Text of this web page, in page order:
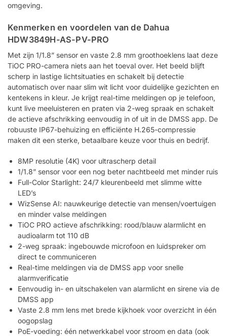
omgeving.
Kenmerken en voordelen van de Dahua
HDW3849H-AS-PV-PRO
Met zijn 1/1.8” sensor en vaste 2.8 mm groothoeklens laat deze
TiOC PRO-camera niets aan het toeval over. Het beeld blijft
scherp in lastige lichtsituaties en schakelt bij detectie
automatisch over naar slim wit licht voor duidelijke gezichten en
kentekens in kleur. Je krijgt real-time meldingen op je telefoon,
kunt live meeluisteren en praten via 2-weg spraak en schakelt
de actieve afschrikking eenvoudig in of uit in de DMSS app. De
robuuste IP67-behuizing en efficiënte H.265-compressie
maken dit een sterke, betaalbare keuze voor thuis en bedrijf.
8MP resolutie (4K) voor ultrascherp detail
1/1.8” sensor voor een nog beter nachtbeeld met minder ruis
Full-Color Starlight: 24/7 kleurenbeeld met slimme witte
LED’s
WizSense AI: nauwkeurige detectie van mensen/voertuigen
en minder valse meldingen
TiOC PRO actieve afschrikking: rood/blauw alarmlicht en
audioalarm tot 110 dB
2-weg spraak: ingebouwde microfoon en luidspreker om
direct te communiceren
Real-time meldingen via de DMSS app voor snelle
alarmverificatie
Eenvoudig in- en uitschakelen van alarmlicht en sirene via de
DMSS app
Vaste 2.8 mm lens met brede kijkhoek voor overzicht in één
oogopslag
PoE-voeding: één netwerkkabel voor stroom en data (ook